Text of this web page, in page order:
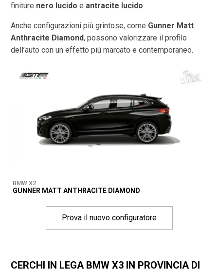
finiture nero lucido e antracite lucido.
Anche configurazioni più grintose, come Gunner Matt
Anthracite Diamond, possono valorizzare il profilo
dell’auto con un effetto più marcato e contemporaneo.
BMW X2
GUNNER MATT ANTHRACITE DIAMOND
Prova il nuovo configuratore
CERCHI IN LEGA BMW X3 IN PROVINCIA DI